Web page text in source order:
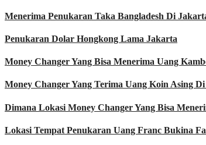
Menerima Penukaran Taka Bangladesh Di
Penukaran Dolar Hongkong Lama Jakarta
Money Changer Yang Bisa Menerima Uang
Money Changer Yang Terima Uang Koin Asing
Dimana Lokasi Money Changer Yang Bisa
Lokasi Tempat Penukaran Uang Franc Bukina